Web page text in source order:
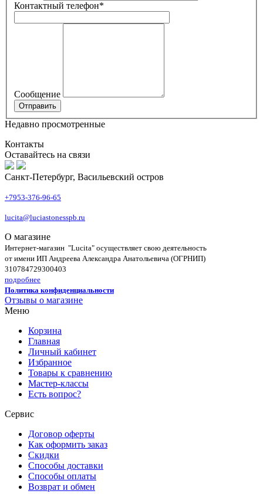
Контактный телефон*
Сообщение
Недавно просмотренные
Контакты
Оставайтесь на связи
Санкт-Петербург, Васильевский остров
+7953-376-96-65
lucita@luciastonesspb.ru
О магазине
Интернет-магазин "Lucita" осуществляет свою деятельность
от имени ИП Андреева Александра Анатольевича (ОГРНИП)
310784729300403
подробнее
Политика конфиденциальности
Отзывы о магазине
Меню
Корзина
Главная
Личный кабинет
Избранное
Товары к сравнению
Мастер-классы
Есть вопрос?
Сервис
Договор оферты
Как оформить заказ
Скидки
Способы доставки
Способы оплаты
Возврат и обмен